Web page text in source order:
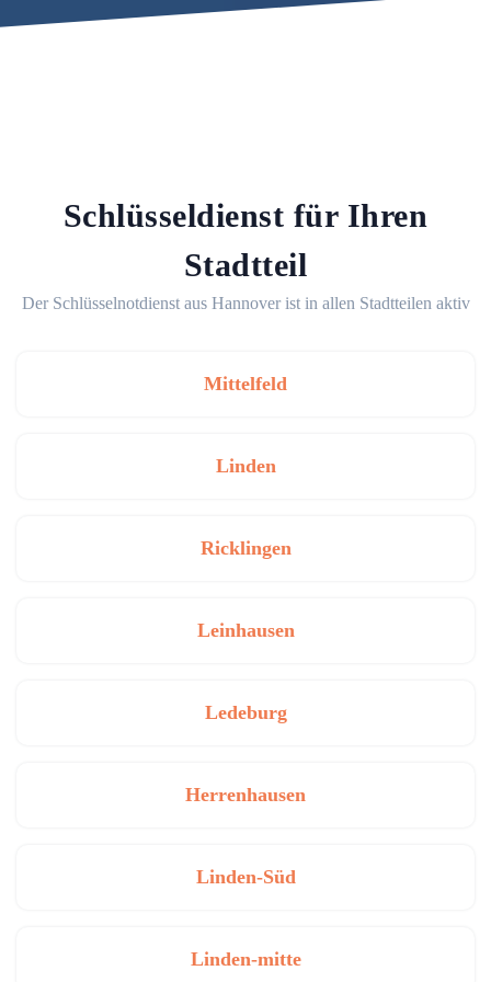
Schlüsseldienst für Ihren
Stadtteil
Der Schlüsselnotdienst aus Hannover ist in allen Stadtteilen aktiv
Mittelfeld
Linden
Ricklingen
Leinhausen
Ledeburg
Herrenhausen
Linden-Süd
Linden-mitte